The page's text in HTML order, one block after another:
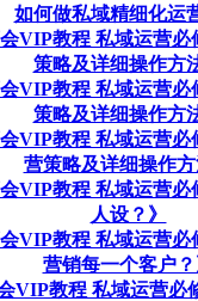
如何做私域精细化运
会VIP教程 私域运营
策略及详细操作方
会VIP教程 私域运营
策略及详细操作方
会VIP教程 私域运营
营策略及详细操作
会VIP教程 私域运营
人设？》
会VIP教程 私域运营
营销每一个客户
VIP教程 私域运营